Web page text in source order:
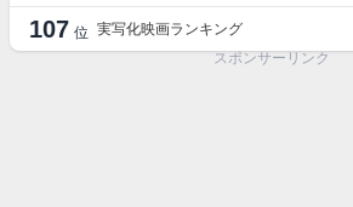
107 位 実写化映画ランキング
スポンサーリンク